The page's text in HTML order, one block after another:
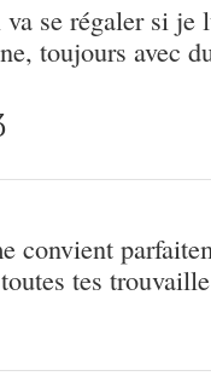
va se régaler si
toujours avec
convient
tes